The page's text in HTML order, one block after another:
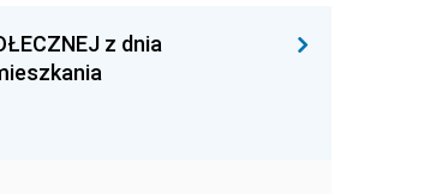
z dnia